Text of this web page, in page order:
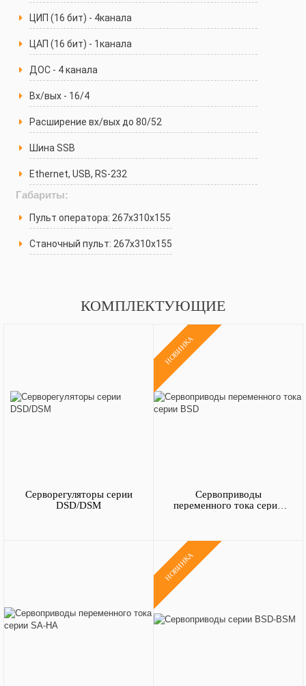
ЦИП (16 бит) - 4канала
ЦАП (16 бит) - 1канала
ДОС - 4 канала
Вх/вых - 16/4
Расширение вх/вых до 80/52
Шина SSB
Ethernet, USВ, RS-232
Габариты:
Пульт оператора: 267х310х155
Станочный пульт: 267х310х155
КОМПЛЕКТУЮЩИЕ
Серворегуляторы серии
DSD/DSM
НОВИНКА
Сервоприводы
переменного тока серии
НОВИНКА